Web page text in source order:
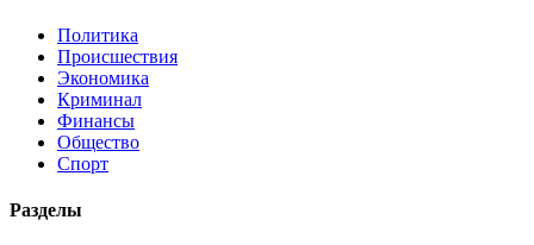
Политика
Происшествия
Экономика
Криминал
Финансы
Общество
Спорт
Разделы